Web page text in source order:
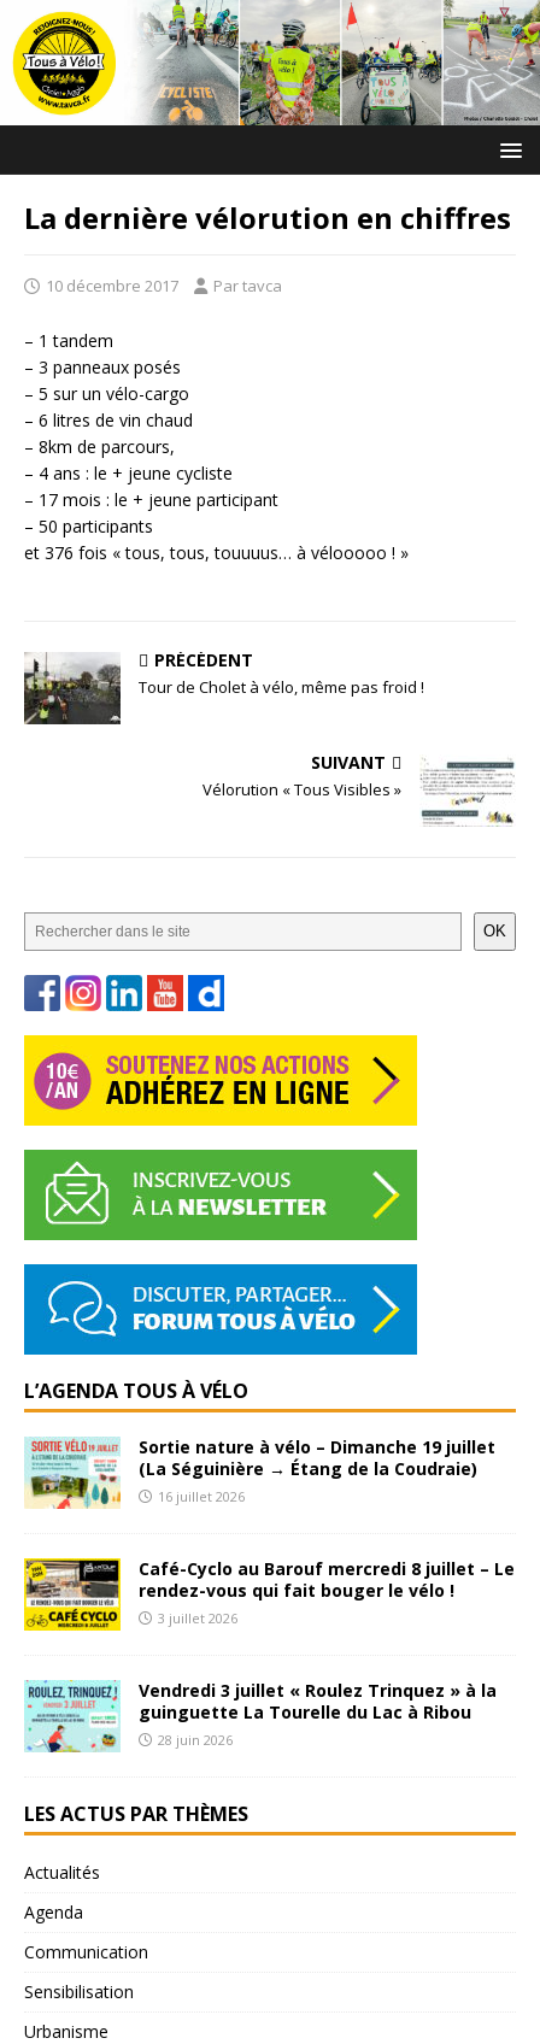
La dernière vélorution en chiffres
10 décembre 2017 Par tavca
– 1 tandem
– 3 panneaux posés
– 5 sur un vélo-cargo
– 6 litres de vin chaud
– 8km de parcours,
– 4 ans : le + jeune cycliste
– 17 mois : le + jeune participant
– 50 participants
et 376 fois « tous, tous, touuuus… à vélooooo ! »
PRÉCÉDENT
Tour de Cholet à vélo, même pas froid !
SUIVANT
Vélorution « Tous Visibles »
OK
L’AGENDA TOUS À VÉLO
Sortie nature à vélo – Dimanche 19 juillet
(La Séguinière → Étang de la Coudraie)
16 juillet 2026
Café-Cyclo au Barouf mercredi 8 juillet – Le
rendez-vous qui fait bouger le vélo !
3 juillet 2026
Vendredi 3 juillet « Roulez Trinquez » à la
guinguette La Tourelle du Lac à Ribou
28 juin 2026
LES ACTUS PAR THÈMES
Actualités
Agenda
Communication
Sensibilisation
Urbanisme